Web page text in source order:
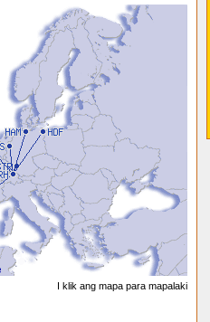
I klik ang mapa para mapalaki